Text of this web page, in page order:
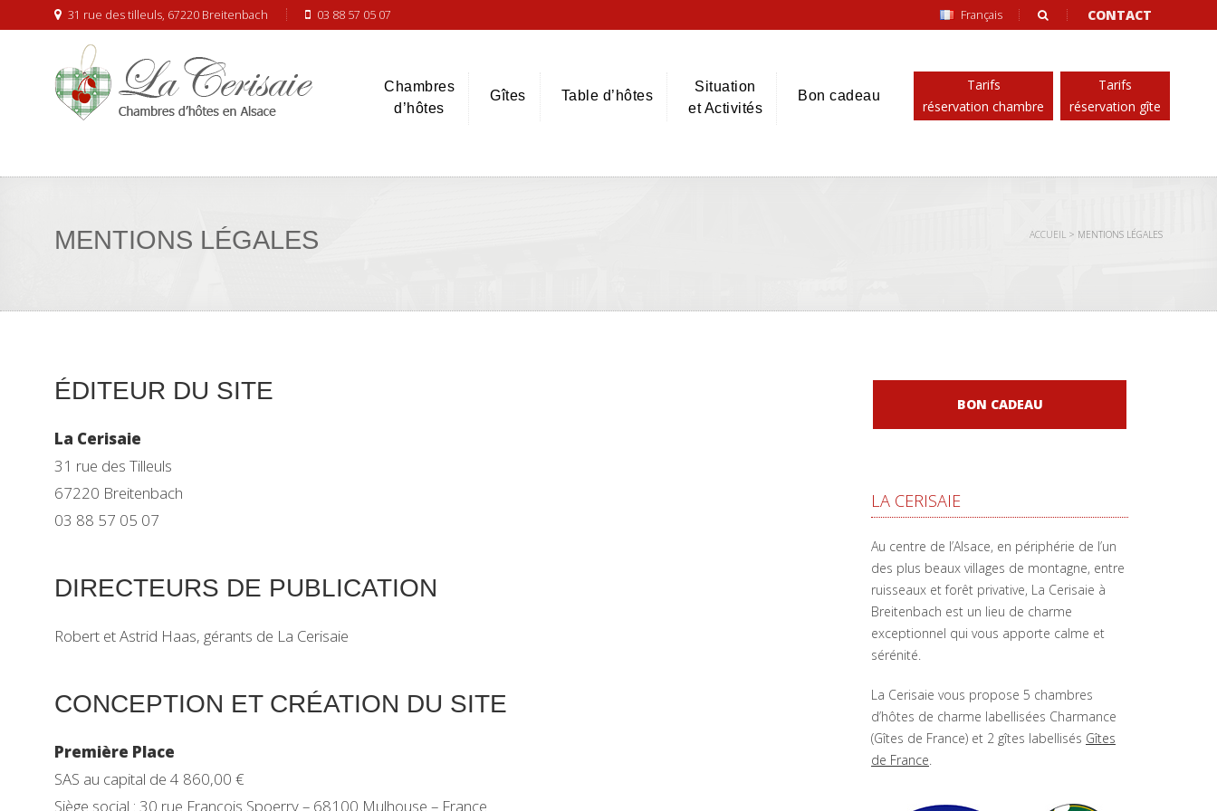
31 rue des tilleuls, 67220 Breitenbach 03 88 57 05 07 CONTACT
Français
Chambres
d’hôtes
Gîtes Table d’hôtes
Situation
et Activités
Bon cadeau
Tarifs
réservation chambre
Tarifs
réservation gîte
MENTIONS LÉGALES ACCUEIL > MENTIONS LÉGALES
ÉDITEUR DU SITE
La Cerisaie
31 rue des Tilleuls
67220 Breitenbach
03 88 57 05 07
DIRECTEURS DE PUBLICATION
Robert et Astrid Haas, gérants de La Cerisaie
CONCEPTION ET CRÉATION DU SITE
Première Place
SAS au capital de 4 860,00 €
Siège social : 30 rue François Spoerry – 68100 Mulhouse – France
BON CADEAU
LA CERISAIE
Au centre de l’Alsace, en périphérie de l’un
des plus beaux villages de montagne, entre
ruisseaux et forêt privative, La Cerisaie à
Breitenbach est un lieu de charme
exceptionnel qui vous apporte calme et
sérénité.
La Cerisaie vous propose 5 chambres
d’hôtes de charme labellisées Charmance
(Gîtes de France) et 2 gîtes labellisés Gîtes
de France.